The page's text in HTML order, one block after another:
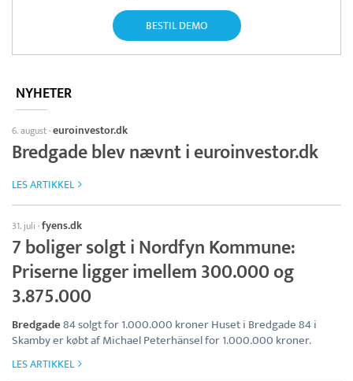
BESTIL DEMO
NYHETER
6. august·euroinvestor.dk
Bredgade blev nævnt i euroinvestor.dk
LES ARTIKKEL
31. juli ·fyens.dk
7 boliger solgt i Nordfyn Kommune:
Priserne ligger imellem 300.000 og
3.875.000
Bredgade84 solgt for 1.000.000 kroner Huset i Bredgade 84 i
Skamby er købt af Michael Peterhänsel for 1.000.000 kroner.
LES ARTIKKEL